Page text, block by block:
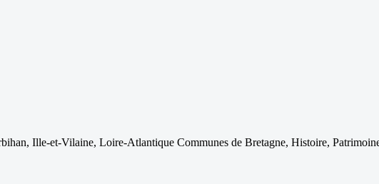
Ille-et-Vilaine, Loire-Atlantique Communes de Bretagne, Histoire,